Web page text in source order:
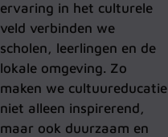
ervaring in het culturele
veld verbinden we
scholen, leerlingen en de
lokale omgeving. Zo
maken we cultuureducatie
niet alleen inspirerend,
maar ook duurzaam en